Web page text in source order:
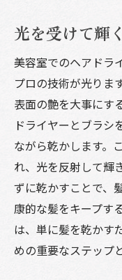
光を受けて輝
美容室でのヘアドラ
プロの技術が光りま
表面の艶を大事にす
ドライヤーとブラシ
ながら乾かします。
れ、光を反射して輝
ずに乾かすことで、
康的な髪をキープす
は、単に髪を乾かす
めの重要なステップ